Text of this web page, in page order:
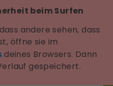
beim Surfen
andere sehen, dass
öffne sie im
deines Browsers. Dann
gespeichert.